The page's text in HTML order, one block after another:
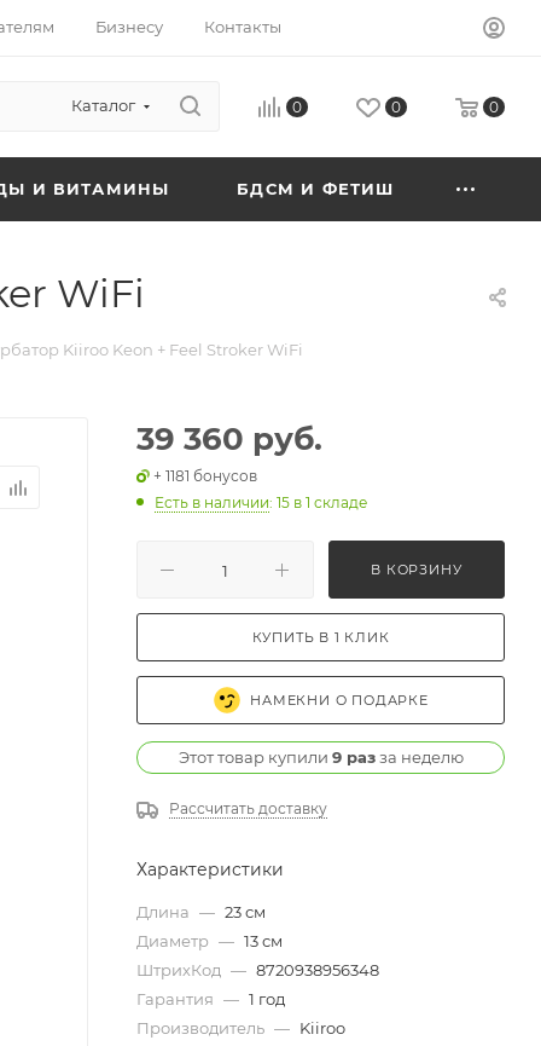
Бизнесу Контакты
Каталог 0 0 0
И ВИТАМИНЫ БДСМ И ФЕТИШ
WiFi
Kiiroo Keon + Feel Stroker WiFi
39 360 руб.
+ 1181 бонусов
Есть в наличии: 15 в 1 складе
В КОРЗИНУ
КУПИТЬ В 1 КЛИК
НАМЕКНИ О ПОДАРКЕ
Этот товар купили 9 разза неделю
Рассчитать доставку
Характеристики
Длина — 23 см
Диаметр — 13 см
ШтрихКод — 8720938956348
Гарантия — 1 год
Производитель — Kiiroo